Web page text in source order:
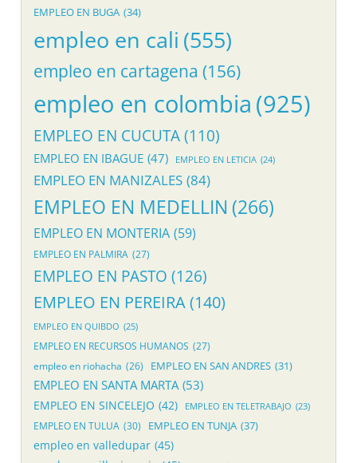
EMPLEO EN BUGA (34)
empleo en cali (555)
empleo en cartagena (156)
empleo en colombia (925)
EMPLEO EN CUCUTA (110)
EMPLEO EN IBAGUE (47) EMPLEO EN LETICIA (24)
EMPLEO EN MANIZALES (84)
EMPLEO EN MEDELLIN (266)
EMPLEO EN MONTERIA (59)
EMPLEO EN PALMIRA (27)
EMPLEO EN PASTO (126)
EMPLEO EN PEREIRA(140)
EMPLEO EN QUIBDO (25)
EMPLEO EN RECURSOS HUMANOS (27)
empleo en riohacha (26) EMPLEO EN SAN ANDRES (31)
EMPLEO EN SANTA MARTA (53)
EMPLEO EN SINCELEJO (42) EMPLEO EN TELETRABAJO (23)
EMPLEO EN TULUA (30) EMPLEO EN TUNJA (37)
empleo en valledupar (45)